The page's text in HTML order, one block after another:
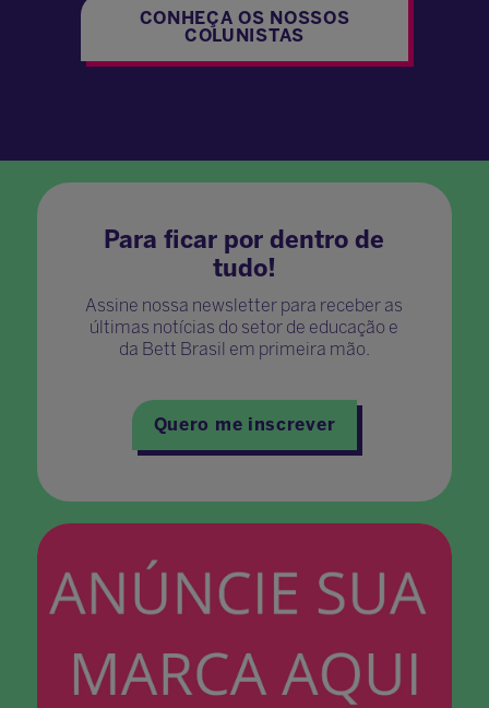
CONHEÇA OS NOSSOS
COLUNISTAS
Para ficar por dentro de
tudo!
Assine nossa newsletter para receber as
últimas notícias do setor de educação e
da Bett Brasil em primeira mão.
Quero me inscrever